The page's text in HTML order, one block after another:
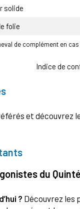
solide
folie
de complément en
Indice de
et
du Quinté
? Découvrez les